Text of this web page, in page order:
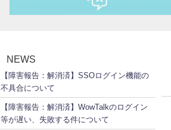
NEWS
【障害報告：解消済】SSOログイン機能の
不具合について
【障害報告：解消済】WowTalkのログイン
等が遅い、失敗する件について